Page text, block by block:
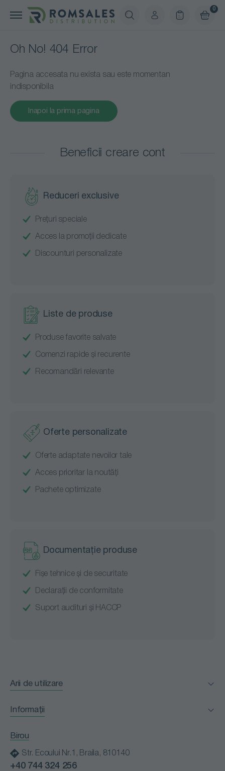
0
Oh No! 404 Error
Pagina accesata nu exista sau este momentan
indisponibila
Inapoi la prima pagina
Beneficii creare cont
Reduceri exclusive
Prețuri speciale
Acces la promoții dedicate
Discounturi personalizate
Liste de produse
Produse favorite salvate
Comenzi rapide și recurente
Recomandări relevante
Oferte personalizate
Oferte adaptate nevoilor tale
Acces prioritar la noutăți
Pachete optimizate
Documentație produse
Fișe tehnice și de securitate
Declarații de conformitate
Suport audituri și HACCP
Arii de utilizare
Horeca
Instituții publice
Informații
Blog
Birou
Str. Ecoului Nr.1, Braila, 810140
+40 744 324 256